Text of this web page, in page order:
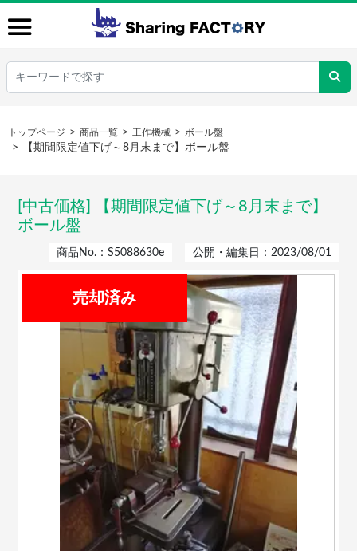
トップページ 商品一覧 工作機械 ボール盤
【期間限定値下げ～8月末まで】ボール盤
[中古価格] 【期間限定値下げ～8月末まで】
ボール盤
商品No.：S5088630e 公開・編集日：2023/08/01
売却済み